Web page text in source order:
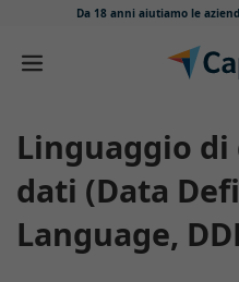
Da 18 anni aiutiamo le
Salta e vai al contenuto
Linguaggio di definizione dei
dati (Data
Language,